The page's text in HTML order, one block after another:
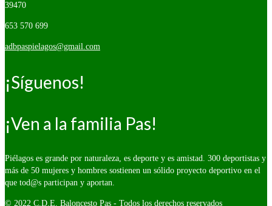
39470
653 570 699
adbpaspielagos@gmail.com
¡Síguenos!
¡Ven a la familia Pas!
Piélagos es grande por naturaleza, es deporte y es amistad. 300 deportistas y
más de 50 mujeres y hombres sostienen un sólido proyecto deportivo en el
que tod@s participan y aportan.
© 2022 C.D.E. Baloncesto Pas - Todos los derechos reservados